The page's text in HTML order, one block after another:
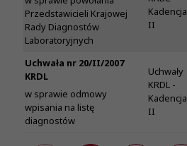
Przedstawicieli Krajowej
Rady Diagnostów
Laboratoryjnych
Kadencja
II
Uchwała nr 20/II/2007
KRDL
w sprawie odmowy
wpisania na listę
diagnostów
Uchwały
KRDL -
Kadencja
II